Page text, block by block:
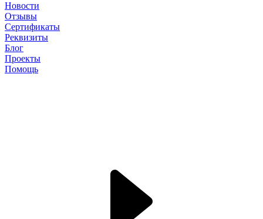
Новости
Отзывы
Сертификаты
Реквизиты
Блог
Проекты
Помощь